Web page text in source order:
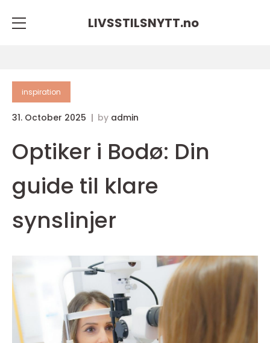
LIVSSTILSNYTT.no
inspiration
31. October 2025 by admin
Optiker i Bodø: Din
guide til klare
synslinjer